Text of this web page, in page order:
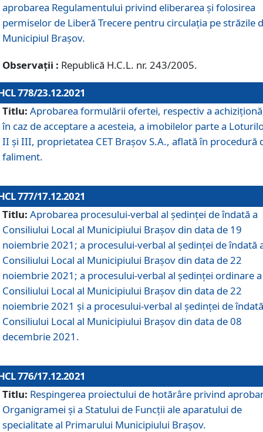
aprobarea Regulamentului privind eliberarea şi folosirea
permiselor de Liberă Trecere pentru circulația pe străzile
Municipiul Braşov.
Observații : Republică H.C.L. nr. 243/2005.
778/23.12.2021
Titlu: Aprobarea formulării ofertei, respectiv a
în caz de acceptare a acesteia, a imobilelor parte a
II și III, proprietatea CET Brașov S.A., aflată în procedură
faliment.
777/17.12.2021
Titlu: Aprobarea procesului-verbal al şedinţei de îndată a
Consiliului Local al Municipiului Braşov din data de 19
noiembrie 2021; a procesului-verbal al şedinţei de îndată
Consiliului Local al Municipiului Braşov din data de 22
noiembrie 2021; a procesului-verbal al şedinţei ordinare a
Consiliului Local al Municipiului Braşov din data de 22
noiembrie 2021 și a procesului-verbal al şedinţei de
Consiliului Local al Municipiului Braşov din data de 08
decembrie 2021.
776/17.12.2021
Titlu: Respingerea proiectului de hotărâre privind
Organigramei şi a Statului de Funcţii ale aparatului de
specialitate al Primarului Municipiului Braşov.